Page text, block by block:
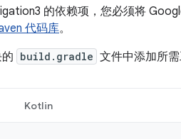
的依赖项，您必须将
代码库。
build.gradle 文件中添加所
Kotlin